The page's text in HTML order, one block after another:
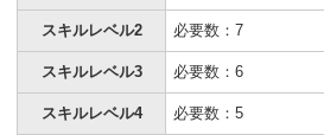
スキルレベル2 必要数：7
スキルレベル3 必要数：6
スキルレベル4 必要数：5